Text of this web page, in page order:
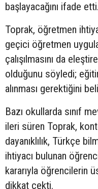
başlayacağını ifade etti.
Toprak, öğretmen
geçici öğretmen
çalışılmasını da
olduğunu söyledi;
alınması gerektiğini
Bazı okullarda sınıf
ileri süren Toprak,
dayanıklılık, Türkçe
ihtiyacı bulunan
kararıyla öğrencilerin
dikkat çekti.